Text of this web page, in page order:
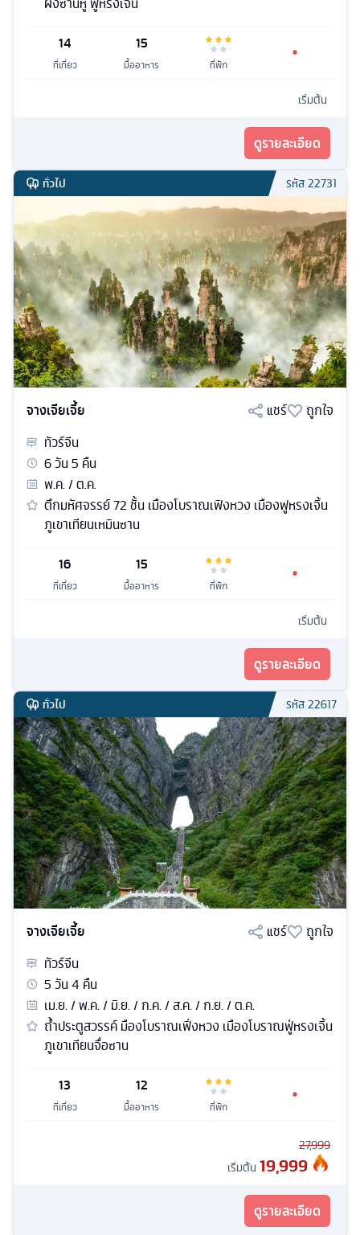
14
ที่เที่ยว
15
มื้ออาหาร ที่พัก
เริ่มต้น
ดูรายละเอียด
ทั่วไป รหัส22731
จางเจียเจี้ย แชร์
ถูกใจ
ทัวร์จีน
6วัน5 คืน
พ.ค. / ต.ค.
ตึกมหัศจรรย์ 72 ชั้น เมืองโบราณเฟิงหวง เมืองฟูหรงเจิ้น
ภูเขาเทียนเหมินซาน
16
ที่เที่ยว
15
มื้ออาหาร ที่พัก
เริ่มต้น
ดูรายละเอียด
ทั่วไป รหัส22617
จางเจียเจี้ย แชร์
ถูกใจ
ทัวร์จีน
5วัน4 คืน
เม.ย. / พ.ค. / มิ.ย. / ก.ค. / ส.ค. / ก.ย. / ต.ค.
ถ้ำประตูสวรรค์ มืองโบราณเฟิ่งหวง เมืองโบราณฟู่หรงเจิ้น
ภูเขาเทียนจื่อซาน
13
ที่เที่ยว
12
มื้ออาหาร ที่พัก
27,999
เริ่มต้น 19,999
ดูรายละเอียด